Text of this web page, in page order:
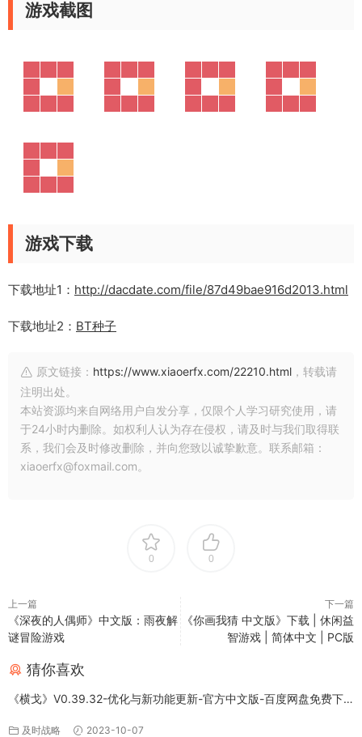
游戏截图
游戏下载
下载地址1： http://dacdate.com/file/87d49bae916d2013.html
下载地址2： BT种子
原文链接： https://www.xiaoerfx.com/22210.html ，转载请
注明出处。
本站资源均来自网络用户自发分享，仅限个人学习研究使用，请
于24小时内删除。如权利人认为存在侵权，请及时与我们取得联
系，我们会及时修改删除，并向您致以诚挚歉意。联系邮箱：
xiaoerfx@foxmail.com。
0 0
上一篇
《深夜的人偶师》中文版：雨夜解
谜冒险游戏
下一篇
《你画我猜 中文版》下载 | 休闲益
智游戏 | 简体中文 | PC版
猜你喜欢
《横戈》V0.39.32-优化与新功能更新-官方中文版-百度网盘免费下
及时战略 2023-10-07